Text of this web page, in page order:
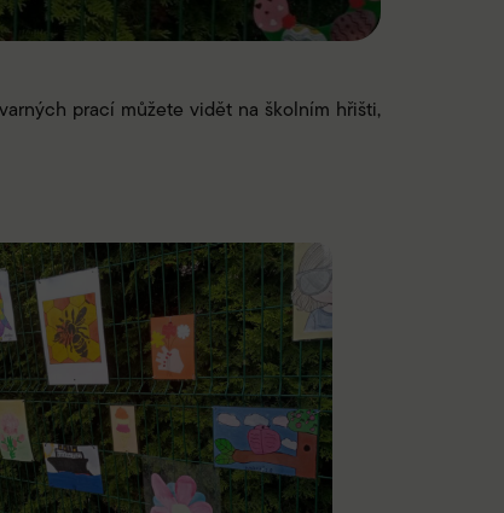
prací můžete vidět na školním hřišti,